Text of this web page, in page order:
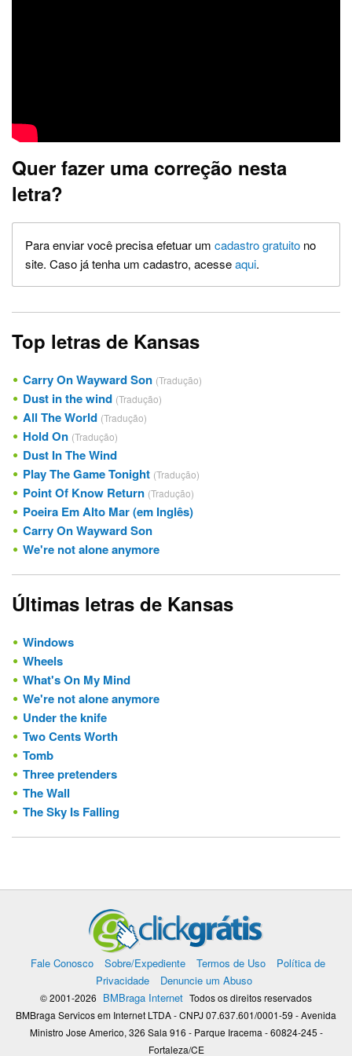
Quer fazer uma correção nesta
letra?
Para enviar você precisa efetuar um cadastro gratuito no
site. Caso já tenha um cadastro, acesseaqui.
Top letras de Kansas
Carry On Wayward Son (Tradução)
Dust in the wind (Tradução)
All The World (Tradução)
Hold On (Tradução)
Dust In The Wind
Play The Game Tonight (Tradução)
Point Of Know Return (Tradução)
Poeira Em Alto Mar (em Inglês)
Carry On Wayward Son
We're not alone anymore
Últimas letras de Kansas
Windows
Wheels
What's On My Mind
We're not alone anymore
Under the knife
Two Cents Worth
Tomb
Three pretenders
The Wall
The Sky Is Falling
Fale Conosco Sobre/Expediente Termos de Uso
Política de
Privacidade
Denuncie um Abuso
© 2001-2026 BMBraga Internet Todos os direitos reservados
BMBraga Servicos em Internet LTDA - CNPJ 07.637.601/0001-59 - Avenida
Ministro Jose Americo, 326 Sala 916 - Parque Iracema - 60824-245 -
Fortaleza/CE